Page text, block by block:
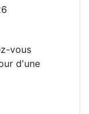
vous
d'une